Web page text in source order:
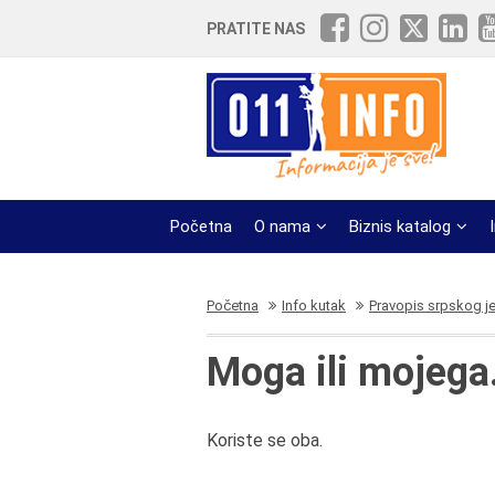
PRATITE NAS
Početna O nama Biznis katalog
Početna Info kutak Pravopis srpskog
Moga ili
Koriste se oba.